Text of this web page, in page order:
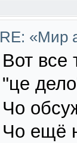
RE: «Мир
Вот все
"це
Чо
Чо ещё